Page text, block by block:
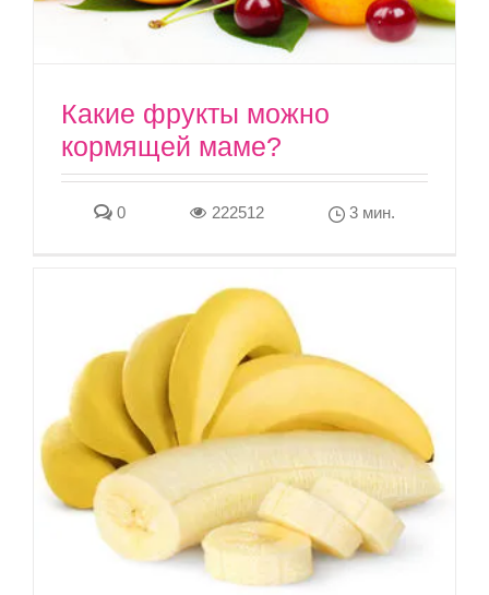
Какие фрукты можно
кормящей маме?
0 222512 3 мин.